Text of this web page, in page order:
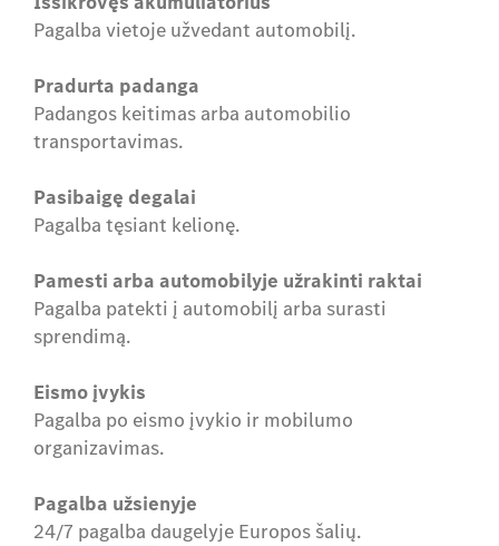
Pagalba vietoje užvedant automobilį.
Pradurta padanga
Padangos keitimas arba automobilio
transportavimas.
Pasibaigę degalai
Pagalba tęsiant kelionę.
Pamesti arba automobilyje užrakinti raktai
Pagalba patekti į automobilį arba surasti
sprendimą.
Eismo įvykis
Pagalba po eismo įvykio ir mobilumo
organizavimas.
Pagalba užsienyje
24/7 pagalba daugelyje Europos šalių.